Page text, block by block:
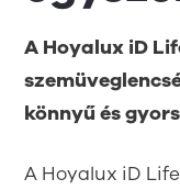
A Hoyalux iD
könnyű és
A Hoyalux iD